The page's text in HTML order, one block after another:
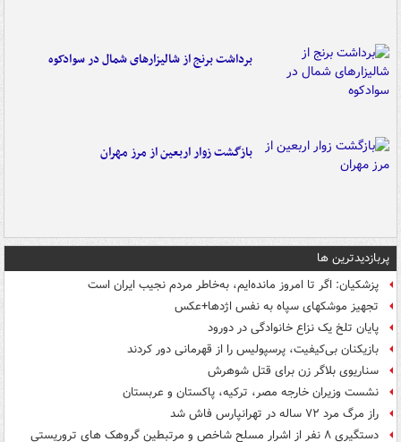
برداشت برنج از شالیزارهای شمال در سوادکوه
بازگشت زوار اربعین از مرز مهران
پربازدیدترین ها
پزشکیان: اگر تا امروز مانده‌ایم، به‌خاطر مردم نجیب ایران است
تجهیز موشکهای سپاه به نفس اژدها+عکس
پایان تلخ یک نزاع خانوادگی در دورود
بازیکنان بی‌کیفیت، پرسپولیس را از قهرمانی دور کردند
سناریوی بلاگر زن برای قتل شوهرش
نشست وزیران خارجه مصر، ترکیه، پاکستان و عربستان
راز مرگ مرد ۷۲ ساله در تهرانپارس فاش شد
دستگیری ۸ نفر از اشرار مسلح شاخص و مرتبطین گروهک های تروریستی